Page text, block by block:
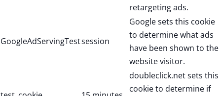
retargeting ads.
GoogleAdServingTestsession
Google sets this cookie
to determine what ads
have been shown to the
website visitor.
doubleclick.net sets this
cookie to determine if